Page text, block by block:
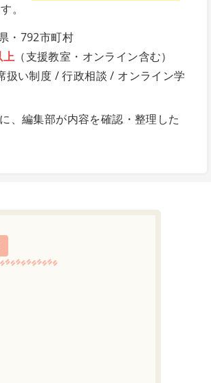
。
・792市町村
上 （支援教室・オンライン含む）
扱い制度 / 行政相談 / オンライン学
、編集部が内容を確認・整理した